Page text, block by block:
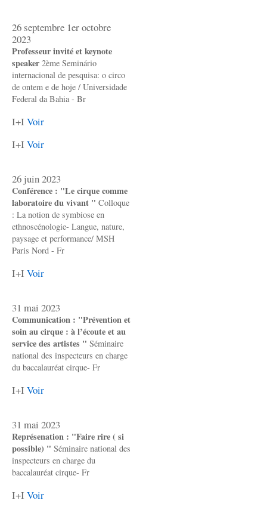
26 septembre 1er octobre
2023
Professeur invité et keynote
speaker 2ème Seminário
internacional de pesquisa: o circo
de ontem e de hoje / Universidade
Federal da Bahia - Br
I+I Voir
I+I Voir
26 juin 2023
Conférence : "Le cirque comme
laboratoire du vivant " Colloque
: La notion de symbiose en
ethnoscénologie- Langue, nature,
paysage et performance/ MSH
Paris Nord - Fr
I+I Voir
31 mai 2023
Communication : "Prévention et
soin au cirque : à l’écoute et au
service des artistes " Séminaire
national des inspecteurs en charge
du baccalauréat cirque- Fr
I+I Voir
31 mai 2023
Représenation : "Faire rire ( si
possible) " Séminaire national des
inspecteurs en charge du
baccalauréat cirque- Fr
I+I Voir